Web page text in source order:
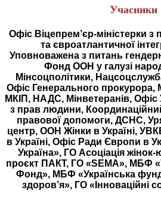
Учасники
Офіс Віцепрем’єр-міністерки з
та євроатлантичної
Уповноважена з питань
Фонд ООН у галузі
Мінсоцполітики,
Офіс Генерального
МКІП, НАДС, Мінветеранів,
з прав людини,
правової допомоги, ДСНС,
центр, ООН Жінки в Україні,
в Україні, Офіс Ради Європи в
Україна», ГО Асоціація
проєкт ПАКТ, ГО «SEMA», МБФ
Фонд», МБФ «Українська
здоров’я», ГО «Інноваційні